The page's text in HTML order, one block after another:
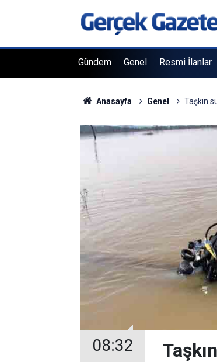
Gündem Genel Resmi İlanlar
Anasayfa Genel Taşkın
08:32